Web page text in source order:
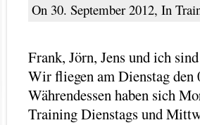
On 30. September 2012, In
Frank, Jörn, Jens und ich
Wir fliegen am Dienstag den
Währendessen haben sich
Training Dienstags und